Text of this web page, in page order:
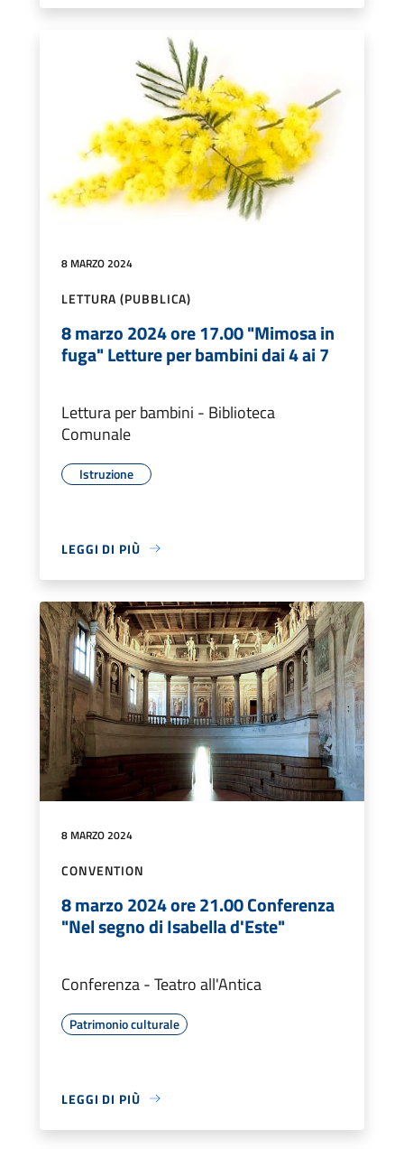
8 MARZO 2024
LETTURA (PUBBLICA)
8 marzo 2024 ore 17.00 "Mimosa in
fuga" Letture per bambini dai 4 ai 7
Lettura per bambini - Biblioteca
Comunale
Istruzione
LEGGI DI PIÙ
8 MARZO 2024
CONVENTION
8 marzo 2024 ore 21.00 Conferenza
"Nel segno di Isabella d'Este"
Conferenza - Teatro all'Antica
Patrimonio culturale
LEGGI DI PIÙ